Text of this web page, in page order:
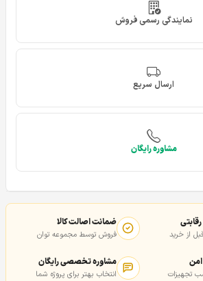
نمایندگی رسمی فروش
ارسال سریع
مشاوره رایگان
از خرید
ضمانت اصالت کالا
فروش توسط مجموعه توان
تجهیزات
مشاوره تخصصی رایگان
انتخاب بهتر برای پروژه شما